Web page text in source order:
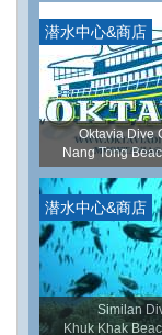
潜水中心&商店
Oktavia Dive
Nang Tong
潜水中心&商店
Similan
Khuk Khak